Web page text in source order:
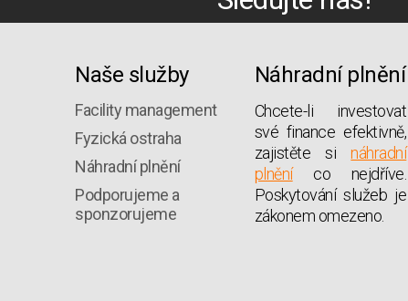
Naše služby
Facility management
Fyzická ostraha
Náhradní plnění
Podporujeme a
sponzorujeme
Náhradní plnění
Chcete-li investovat
své finance efektivně,
zajistěte sináhradní
plněníco nejdříve.
Poskytování služeb je
zákonem omezeno.